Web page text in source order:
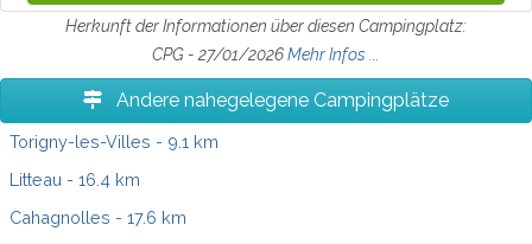
Herkunft der Informationen über diesen Campingplatz:
CPG - 27/01/2026Mehr Infos ...
Andere nahegelegene Campingplätze
Torigny-les-Villes - 9.1 km
Litteau - 16.4 km
Cahagnolles - 17.6 km